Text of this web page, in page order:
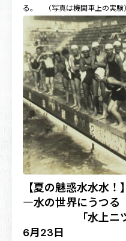
る。 （写真は機関車上の実験）
【夏の魅惑水水水！】
―水の世界にうつる
「水上ニツ
6月23日